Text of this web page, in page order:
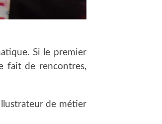
Si le premier
fait de rencontres,
de métier